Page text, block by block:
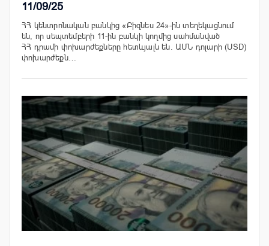
11/09/25
ՀՀ կենտրոնական բանկից «Բիզնես 24»-ին տեղեկացնում
են, որ սեպտեմբերի 11-ին բանկի կողմից սահմանված
ՀՀ դրամի փոխարժեքները հետևյալն են. ԱՄՆ դոլարի (USD)
փոխարժեքն…